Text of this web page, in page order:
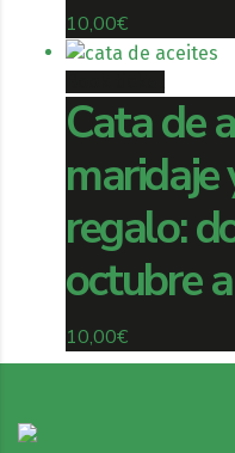
10,00€
Cata de
regalo:
octubre
10,00€